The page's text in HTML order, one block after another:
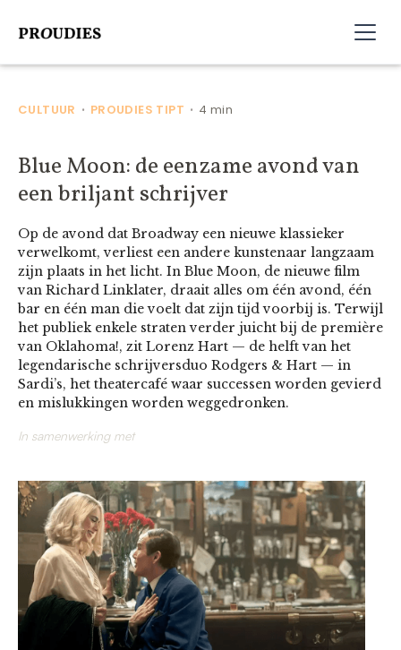
CULTUUR • PROUDIES TIPT • 4 min
Blue Moon: de eenzame avond van
een briljant schrijver
Op de avond dat Broadway een nieuwe klassieker
verwelkomt, verliest een andere kunstenaar langzaam
zijn plaats in het licht. In Blue Moon, de nieuwe film
van Richard Linklater, draait alles om één avond, één
bar en één man die voelt dat zijn tijd voorbij is. Terwijl
het publiek enkele straten verder juicht bij de première
van Oklahoma!, zit Lorenz Hart — de helft van het
legendarische schrijversduo Rodgers & Hart — in
Sardi’s, het theatercafé waar successen worden gevierd
en mislukkingen worden weggedronken.
In samenwerking met